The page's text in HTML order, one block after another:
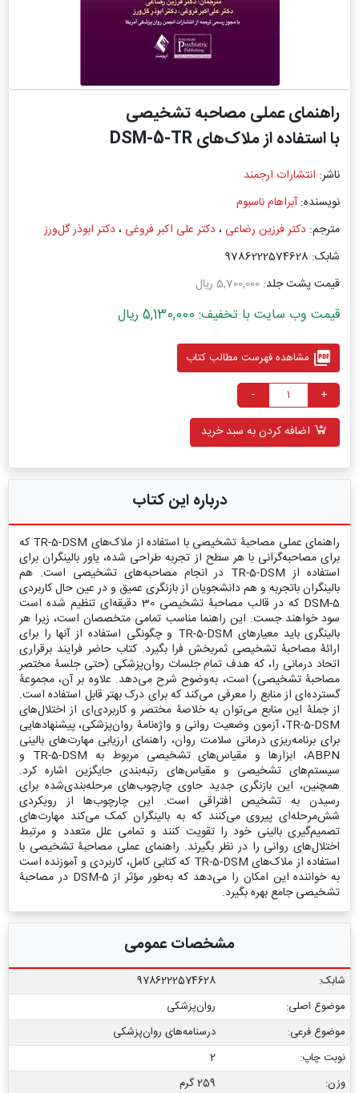
راهنمای عملی مصاحبه تشخیصی
با استفاده از ملاک‌های DSM-5-TR
ناشر: انتشارات ارجمند
نویسنده:آبراهام ناسبوم
مترجم: دکتر فرزین رضاعی ،دکتر علی اکبر فروغی ،دکتر ابوذر گل‌ورز
شابک: 9786222574628
قیمت پشت جلد: 5,700,000 ریال
قیمت وب سایت با تخفیف: 5,130,000 ریال
picture_as_pdf مشاهده فهرست مطالب کتاب
+
-
اضافه کردن به سبد خرید
درباره این کتاب
راهنمای عملی مصاحبۀ تشخیصی با استفاده از ملاک‌های TR-5-DSM که
برای مصاحبه‌گرانی با هر سطح از تجربه طراحی شده، یاور بالینگران برای
استفاده از TR-5-DSM در انجام مصاحبه‌های تشخیصی است. هم
بالینگران باتجربه و هم دانشجویان از بازنگری عمیق و در عین حال کاربردی
5-DSM که در قالب مصاحبۀ تشخیصی 30 دقیقه‌ای تنظیم شده است
سود خواهند جست. این راهنما مناسب تمامی متخصصان است، زیرا هر
بالینگری باید معیارهای TR-5-DSM و چگونگی استفاده از آنها را برای
ارائۀ مصاحبۀ تشخیصی ثمربخش فرا بگیرد. کتاب حاضر فرایند برقراری
اتحاد درمانی را، که هدف تمام جلسات روان‌پزشکی (حتی جلسۀ مختصر
مصاحبۀ تشخیصی) است، به‌وضوح شرح می‌دهد. علاوه بر آن، مجموعۀ
گسترده‌ای از منابع را معرفی می‌کند که برای درک بهتر قابل استفاده است.
از جملۀ این منابع می‌توان به خلاصۀ مختصر و کاربردی‌ای از اختلال‌های
TR-5-DSM، آزمون وضعیت روانی و واژه‌نامۀ روان‌پزشکی، پیشنهادهایی
برای برنامه‌ریزی درمانی سلامت روان، راهنمای ارزیابی مهارت‌های بالینی
ABPN، ابزارها و مقیاس‌های تشخیصی مربوط به TR-5-DSM و
سیستم‌های تشخیصی و مقیاس‌های رتبه‌بندی جایگزین اشاره کرد.
همچنین، این بازنگری جدید حاوی چارچوب‌های مرحله‌بندی‌شده برای
رسیدن به تشخیص افتراقی است. این چارچوب‌ها از رویکردی
شش‌مرحله‌ای پیروی می‌کنند که به بالینگران کمک می‌کند مهارت‌های
تصمیم‌گیری بالینی خود را تقویت کنند و تمامی علل متعدد و مرتبط
اختلال‌های روانی را در نظر بگیرند. راهنمای عملی مصاحبۀ تشخیصی با
استفاده از ملاک‌های TR-5-DSM که کتابی کامل، کاربردی و آموزنده است
به خواننده این امکان را می‌دهد که به‌طور مؤثر از 5-DSM در مصاحبۀ
تشخیصی جامع بهره بگیرد.
مشخصات عمومی
شابک:
9786222574628
موضوع اصلی:
روان‌پزشکی
موضوع فرعی:
درسنامه‌‏های روان‏‌پزشکی
نوبت چاپ:
2
وزن:
259 گرم